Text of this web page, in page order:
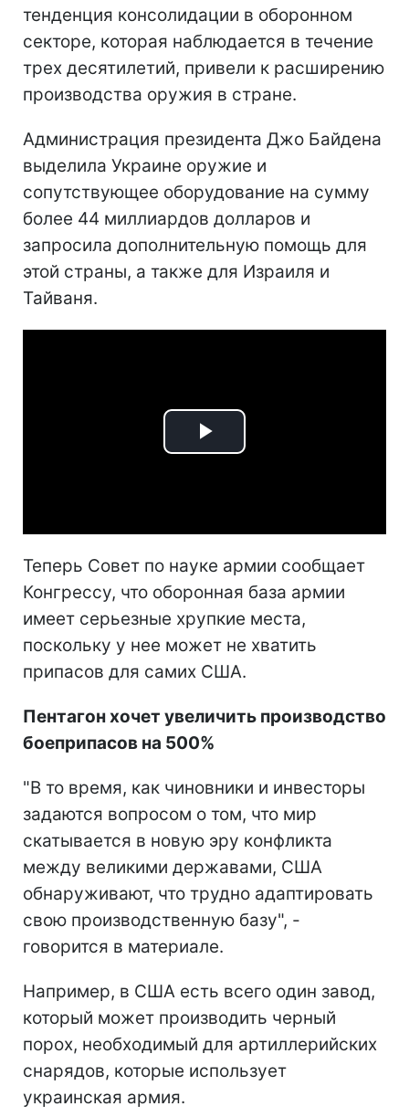
тенденция консолидации в оборонном
секторе, которая наблюдается в течение
трех десятилетий, привели к расширению
производства оружия в стране.
Администрация президента Джо Байдена
выделила Украине оружие и
сопутствующее оборудование на сумму
более 44 миллиардов долларов и
запросила дополнительную помощь для
этой страны, а также для Израиля и
Тайваня.
Play
Теперь Совет по науке армии сообщает
Конгрессу, что оборонная база армии
имеет серьезные хрупкие места,
поскольку у нее может не хватить
припасов для самих США.
Пентагон хочет увеличить производство
боеприпасов на 500%
"В то время, как чиновники и инвесторы
задаются вопросом о том, что мир
скатывается в новую эру конфликта
между великими державами, США
обнаруживают, что трудно адаптировать
свою производственную базу", -
говорится в материале.
Например, в США есть всего один завод,
который может производить черный
порох, необходимый для артиллерийских
снарядов, которые использует
украинская армия.